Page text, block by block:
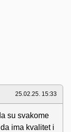
25.02.25. 15:33
su svakome
ima kvalitet i